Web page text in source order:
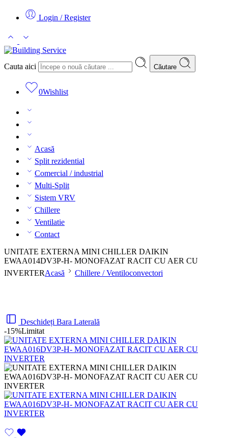
Login / Register
Cauta aici Căutare
0Wishlist
Acasă
Split rezidential
Comercial / industrial
Multi-Split
Sistem VRV
Chillere
Ventilatie
Contact
UNITATE EXTERNA MINI CHILLER DAIKIN
EWAA014DV3P-H- MONOFAZAT RACIT CU AER CU
INVERTERAcasă Chillere / Ventiloconvectori
Deschideți Bara Laterală
-15%Limitat